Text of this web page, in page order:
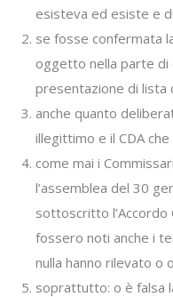
esisteva ed esiste e
se fosse confermata
oggetto nella parte di
presentazione di lista
anche quanto
illegittimo e il CDA
come mai i
l’assemblea del 30
sottoscritto l’Accordo
fossero noti anche i
nulla hanno rilevato o
soprattutto: o è falsa